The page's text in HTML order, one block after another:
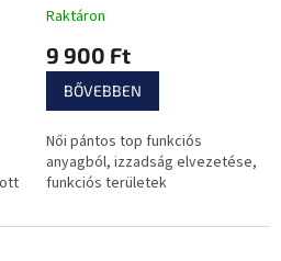
Raktáron
9 900 Ft
BŐVEBBEN
Női pántos top funkciós
anyagból, izzadság elvezetése,
funkciós területek